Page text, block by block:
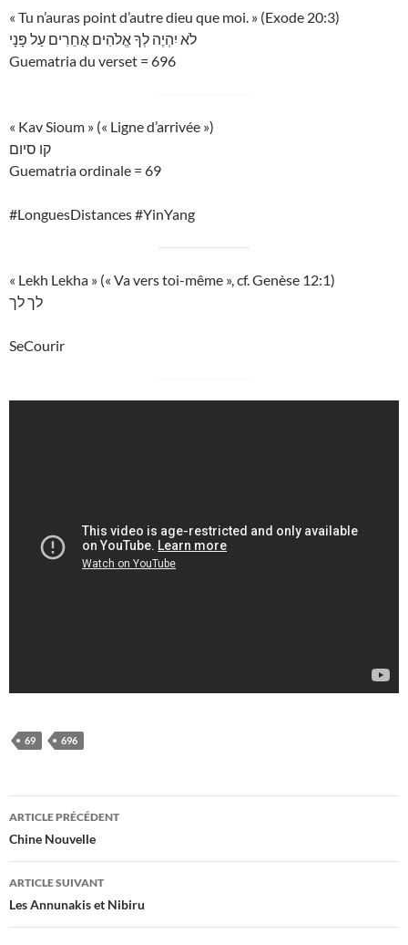
« Tu n’auras point d’autre dieu que moi. » (Exode 20:3)
לֹא יִהְיֶה לְךָ אֱלֹהִים אֲחֵרִים עַל פָּנָי
Guematria du verset = 696
« Kav Sioum » (« Ligne d’arrivée »)
קו סיום
Guematria ordinale = 69
#LonguesDistances #YinYang
« Lekh Lekha » (« Va vers toi-même », cf. Genèse 12:1)
לך לך
SeCourir
69 696
Navigation
des
articles
ARTICLE PRÉCÉDENT
Chine Nouvelle
ARTICLE SUIVANT
Les Annunakis et Nibiru